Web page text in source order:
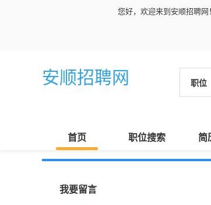
您好，欢迎来到安顺招聘网！
安顺招聘网 职位
首页 职位搜索 简
我要留言